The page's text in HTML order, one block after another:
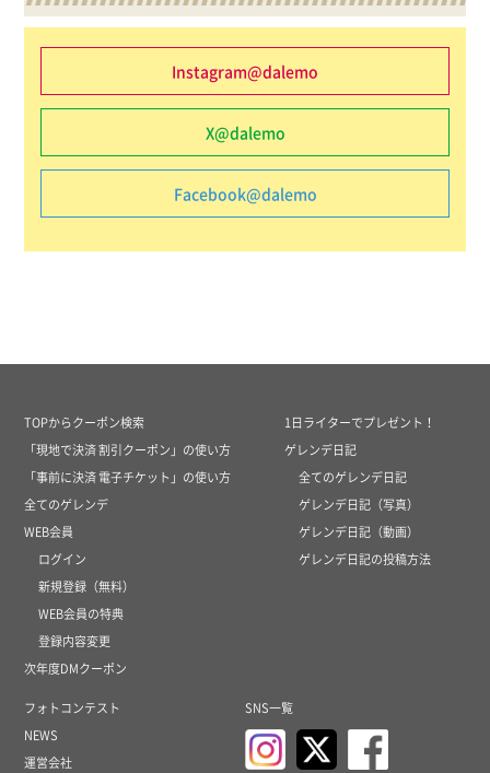
Instagram@dalemo
X@dalemo
Facebook@dalemo
TOPからクーポン検索
「現地で決済 割引クーポン」の使い方
「事前に決済 電子チケット」の使い方
全てのゲレンデ
WEB会員
ログイン
新規登録（無料）
WEB会員の特典
登録内容変更
次年度DMクーポン
1日ライターでプレゼント！
ゲレンデ日記
全てのゲレンデ日記
ゲレンデ日記（写真）
ゲレンデ日記（動画）
ゲレンデ日記の投稿方法
フォトコンテスト
NEWS
運営会社
SNS一覧